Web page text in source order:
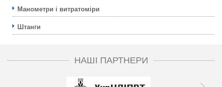
Манометри і витратоміри
Штанги
НАШІ ПАРТНЕРИ